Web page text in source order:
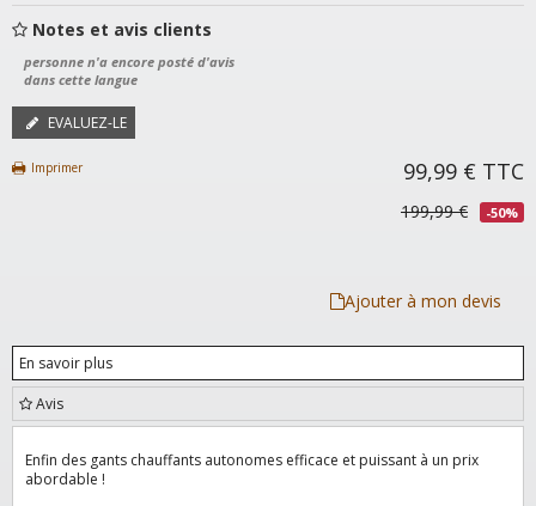
Notes et avis clients
personne n'a encore posté d'avis
dans cette langue
EVALUEZ-LE
Imprimer 99,99 € TTC
-50%
199,99 €
Ajouter à mon devis
En savoir plus
Avis
Enfin des gants chauffants autonomes efficace et puissant à un prix
abordable !